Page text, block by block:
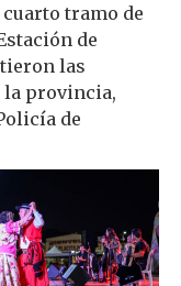
tramo de
de
las
la provincia,
de